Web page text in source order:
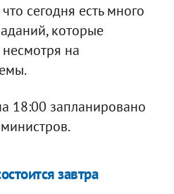
сегодня есть много
которые
на
18:00 запланировано
завтра